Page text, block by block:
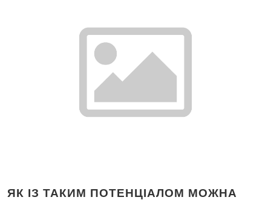
ЯК ІЗ ТАКИМ ПОТЕНЦІАЛОМ МОЖНА